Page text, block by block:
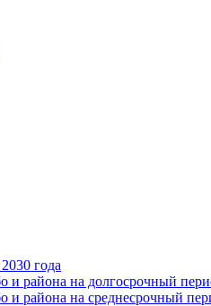
года
и района на долгосрочный
и района на среднесрочный